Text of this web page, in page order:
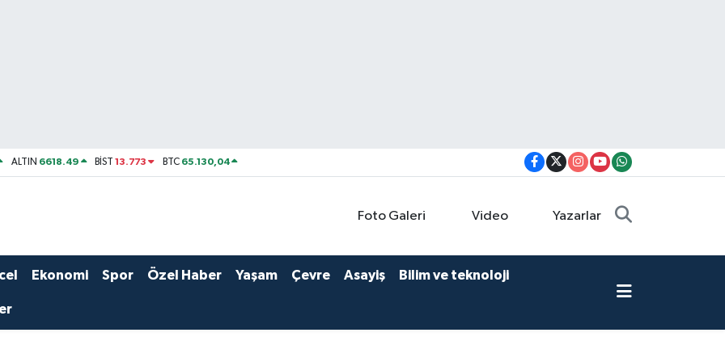
ALTIN 6618.49 BİST13.773 BTC 65.130,04
Foto Galeri Video Yazarlar
Ekonomi Spor Özel Haber Yaşam Çevre Asayiş Bilim ve teknoloji